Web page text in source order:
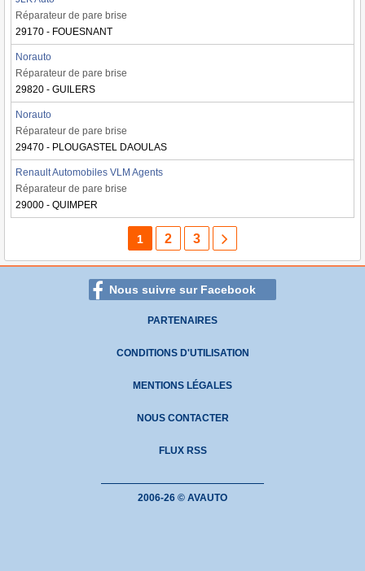
Réparateur de pare brise
29170 - FOUESNANT
Norauto
Réparateur de pare brise
29820 - GUILERS
Norauto
Réparateur de pare brise
29470 - PLOUGASTEL DAOULAS
Renault Automobiles VLM Agents
Réparateur de pare brise
29000 - QUIMPER
1 2 3
Nous suivre sur Facebook
PARTENAIRES
CONDITIONS D'UTILISATION
MENTIONS LÉGALES
NOUS CONTACTER
FLUX RSS
2006-26 © AVAUTO